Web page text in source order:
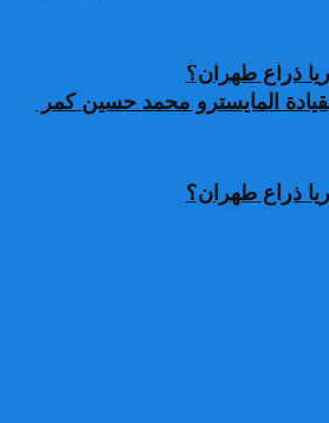
ذراع طهران؟
المايسترو محمد حسين كمر
ذراع طهران؟